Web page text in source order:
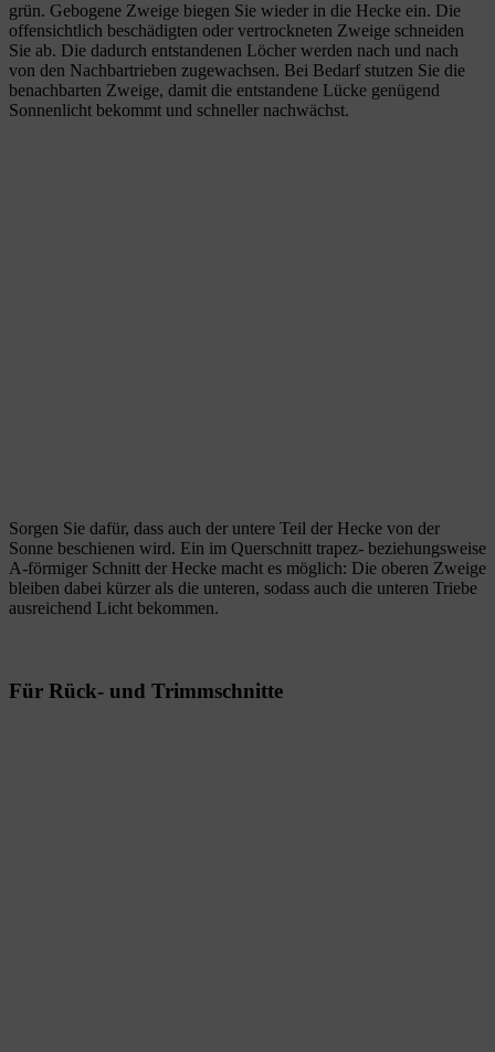
grün. Gebogene Zweige biegen Sie wieder in die Hecke ein. Die
offensichtlich beschädigten oder vertrockneten Zweige schneiden
Sie ab. Die dadurch entstandenen Löcher werden nach und nach
von den Nachbartrieben zugewachsen. Bei Bedarf stutzen Sie die
benachbarten Zweige, damit die entstandene Lücke genügend
Sonnenlicht bekommt und schneller nachwächst.
Sorgen Sie dafür, dass auch der untere Teil der Hecke von der
Sonne beschienen wird. Ein im Querschnitt trapez- beziehungsweise
A-förmiger Schnitt der Hecke macht es möglich: Die oberen Zweige
bleiben dabei kürzer als die unteren, sodass auch die unteren Triebe
ausreichend Licht bekommen.
Für Rück- und Trimmschnitte